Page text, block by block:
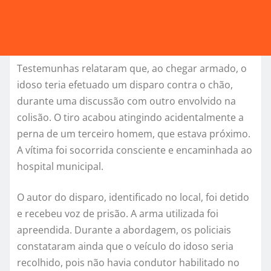
Testemunhas relataram que, ao chegar armado, o
idoso teria efetuado um disparo contra o chão,
durante uma discussão com outro envolvido na
colisão. O tiro acabou atingindo acidentalmente a
perna de um terceiro homem, que estava próximo.
A vítima foi socorrida consciente e encaminhada ao
hospital municipal.
O autor do disparo, identificado no local, foi detido
e recebeu voz de prisão. A arma utilizada foi
apreendida. Durante a abordagem, os policiais
constataram ainda que o veículo do idoso seria
recolhido, pois não havia condutor habilitado no